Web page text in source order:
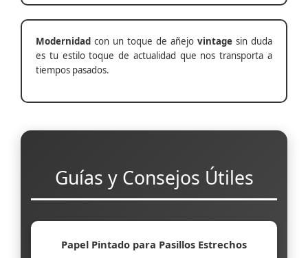
Modernidad con un toque de añejo vintage sin duda
es tu estilo toque de actualidad que nos transporta a
tiempos pasados.
Guías y Consejos Útiles
Papel Pintado para Pasillos Estrechos